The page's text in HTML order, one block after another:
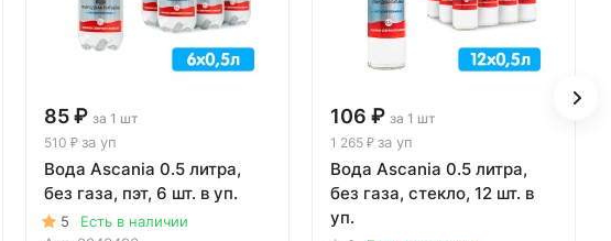
85 ₽ за 1 шт
510 ₽ за уп
Вода Ascania 0.5 литра,
без газа, пэт, 6 шт. в уп.
5
Есть в наличии
106 ₽ за 1 шт
1 265 ₽ за уп
Вода Ascania 0.5 литра,
без газа, стекло, 12 шт. в
уп.